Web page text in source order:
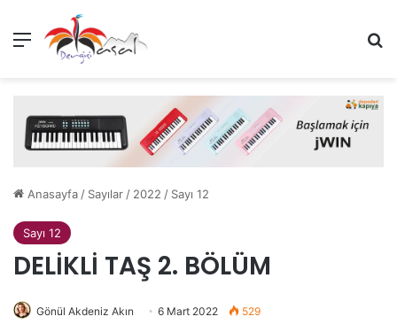
Menü
Anasayfa / Sayılar / 2022 / Sayı 12
Sayı 12
DELİKLİ TAŞ 2. BÖLÜM
Gönül Akdeniz Akın 6 Mart 2022 529